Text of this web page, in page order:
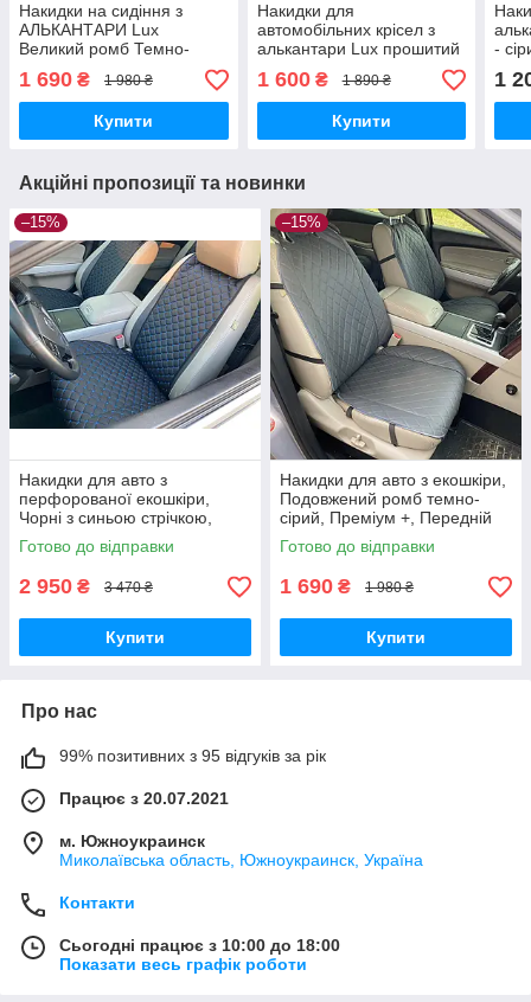
Накидки на сидіння з
АЛЬКАНТАРИ Lux
Великий ромб Темно-
сірий з подвійним сірим
рядком Преміум+,
Передній комплект
1 690 ₴ 1 980 ₴
Купити
Накидки для
автомобільних крісел з
алькантари Lux прошитий
квадратний ромбік Чорний
з чорним рядком Преміум
Передній комплект
1 600₴ 1 890 ₴
Купити
-
1
Акційні пропозиції та новинки
–15%
Накидки для авто з
перфорованої екошкіри,
Чорні з синьою стрічкою,
Преміум, Повний комплект
Готово до відправки
2 950 ₴ 3 470 ₴
Купити
–15%
Накидки для авто з екошкіри,
Подовжений ромб темно-
сірий, Преміум +, Передній
комплект
Готово до відправки
1 690 ₴ 1 980 ₴
Купити
Про нас
99% позитивних з 95 відгуків за рік
Працює з 20.07.2021
м. Южноукраинск
Миколаївська область, Южноукраинск, Україна
Контакти
Сьогодні працює з 10:00 до 18:00
Показати весь графік роботи